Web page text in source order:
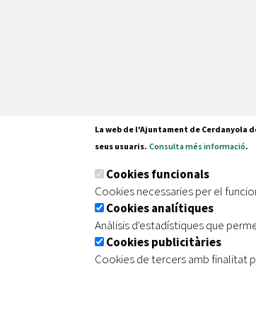
La web de l'Ajuntament de Cerdanyola
seus usuaris. Consulta més informació.
Cookies funcionals
Cookies necessaries per el
Cookies analítiques
Anàlisis d'estadístiques que
Cookies publicitàries
Cookies de tercers amb finalitat